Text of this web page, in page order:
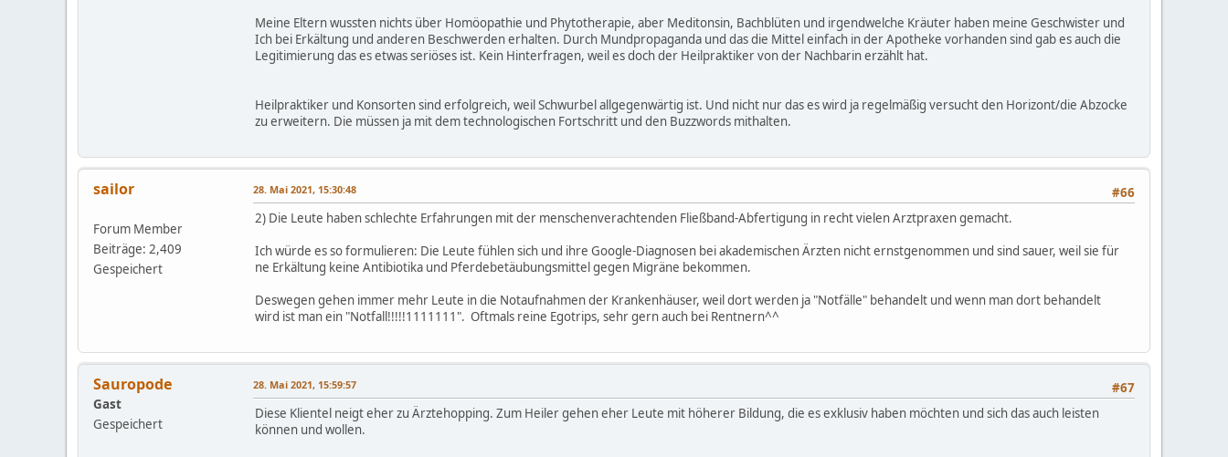
Meine Eltern wussten nichts über Homöopathie und Phytotherapie, aber Meditonsin, Bachblüten und irgendwelche Kräuter haben meine Geschwister und
Ich bei Erkältung und anderen Beschwerden erhalten. Durch Mundpropaganda und das die Mittel einfach in der Apotheke vorhanden sind gab es auch die
Legitimierung das es etwas seriöses ist. Kein Hinterfragen, weil es doch der Heilpraktiker von der Nachbarin erzählt hat.
Heilpraktiker und Konsorten sind erfolgreich, weil Schwurbel allgegenwärtig ist. Und nicht nur das es wird ja regelmäßig versucht den Horizont/die Abzocke
zu erweitern. Die müssen ja mit dem technologischen Fortschritt und den Buzzwords mithalten.
sailor
Forum Member
Beiträge: 2,409
Gespeichert
#66
28. Mai 2021, 15:30:48
2) Die Leute haben schlechte Erfahrungen mit der menschenverachtenden Fließband-Abfertigung in recht vielen Arztpraxen gemacht.
Ich würde es so formulieren: Die Leute fühlen sich und ihre Google-Diagnosen bei akademischen Ärzten nicht ernstgenommen und sind sauer, weil sie für
ne Erkältung keine Antibiotika und Pferdebetäubungsmittel gegen Migräne bekommen.
Deswegen gehen immer mehr Leute in die Notaufnahmen der Krankenhäuser, weil dort werden ja "Notfälle" behandelt und wenn man dort behandelt
wird ist man ein "Notfall!!!!!1111111". Oftmals reine Egotrips, sehr gern auch bei Rentnern^^
Sauropode
Gast
Gespeichert
#67
28. Mai 2021, 15:59:57
Diese Klientel neigt eher zu Ärztehopping. Zum Heiler gehen eher Leute mit höherer Bildung, die es exklusiv haben möchten und sich das auch leisten
können und wollen.